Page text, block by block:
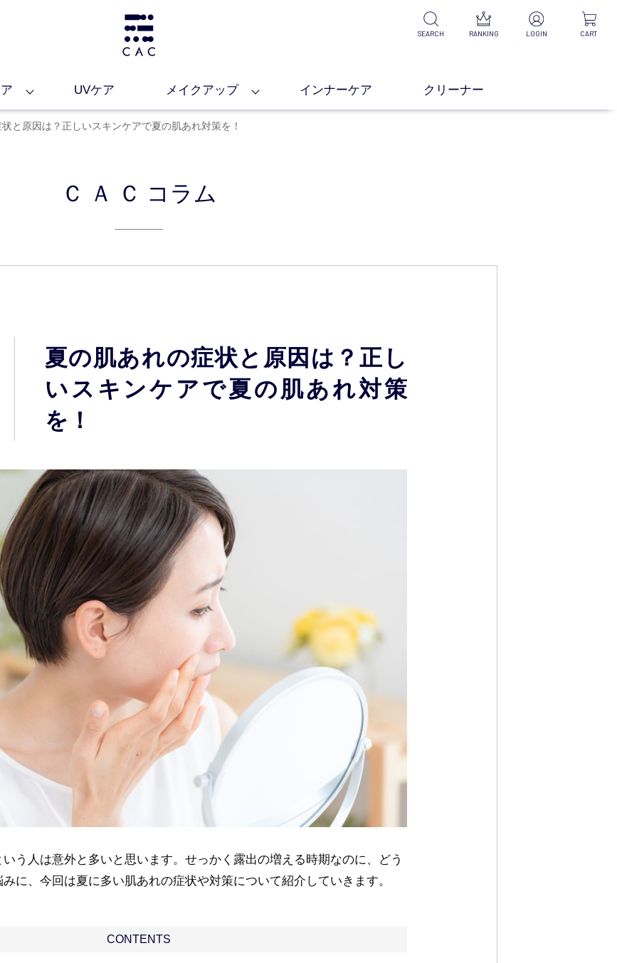
UVケア メイクアップ インナーケア クリーナー
SEARCH RANKING LOGIN CART
と原因は？正しいスキンケアで夏の肌あれ対策を！
ＣＡＣ コラム
夏の肌あれの症状と原因は？正し
いスキンケアで夏の肌あれ対策
を！
う人は意外と多いと思います。せっかく露出の増える時期なのに、どう
に、今回は夏に多い肌あれの症状や対策について紹介していきます。
CONTENTS